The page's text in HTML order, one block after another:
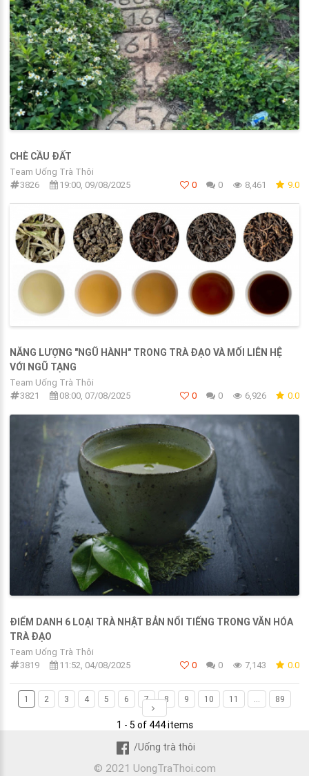
CHÈ CẦU ĐẤT
Team Uống Trà Thôi
3826
19:00, 09/08/2025 0 0 8,461 9.0
NĂNG LƯỢNG "NGŨ HÀNH" TRONG TRÀ ĐẠO VÀ MỐI LIÊN HỆ
VỚI NGŨ TẠNG
Team Uống Trà Thôi
3821
08:00, 07/08/2025 0 0 6,926 0.0
ĐIỂM DANH 6 LOẠI TRÀ NHẬT BẢN NỔI TIẾNG TRONG VĂN HÓA
TRÀ ĐẠO
Team Uống Trà Thôi
3819
11:52, 04/08/2025 0 0 7,143 0.0
1 2 3 4 5 6 7 8 9 10 11 ... 89
1 - 5 of 444 items
/Uống trà thôi
© 2021 UongTraThoi.com